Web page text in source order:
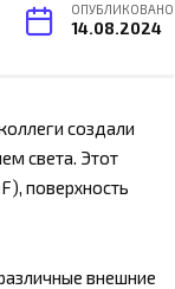
ОПУБЛИКОВАНО
14.08.2024
создали
света. Этот
поверхность
внешние